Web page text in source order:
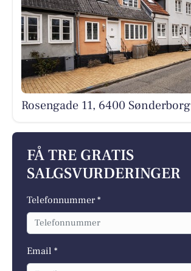
Rosengade 11, 6400 Sønderborg
FÅ TRE GRATIS
SALGSVURDERINGER
Telefonnummer *
Email *